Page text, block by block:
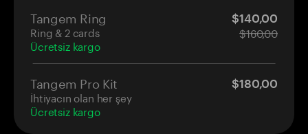
Tangem Ring
Ring & 2 cards
Ücretsiz kargo
$140,00
$160,00
Tangem Pro Kit
İhtiyacın olan her şey
Ücretsiz kargo
$180,00